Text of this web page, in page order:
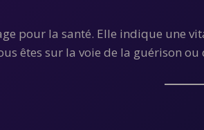
pour la santé. Elle indique une
êtes sur la voie de la guérison